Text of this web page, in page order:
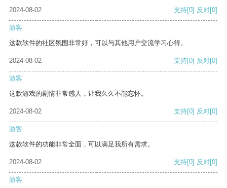
2024-08-02
支持[0] 反对[0]
游客
这款软件的社区氛围非常好，可以与其他用户交流学习心得。
2024-08-02 支持[0] 反对[0]
游客
这款游戏的剧情非常感人，让我久久不能忘怀。
2024-08-02 支持[0] 反对[0]
游客
这款软件的功能非常全面，可以满足我所有需求。
2024-08-02 支持[0] 反对[0]
游客